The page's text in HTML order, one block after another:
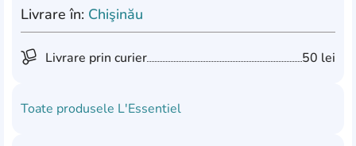
Livrare în: Chişinău
Livrare prin curier 50 lei
Toate produsele L'Essentiel